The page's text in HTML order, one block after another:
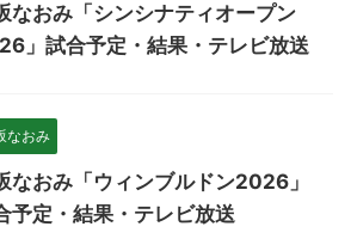
なおみ「シンシナティオープン
」試合予定・結果・テレビ放送
なおみ
なおみ「ウィンブルドン2026」
予定・結果・テレビ放送